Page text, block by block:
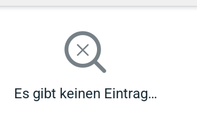
Es gibt keinen Eintrag…